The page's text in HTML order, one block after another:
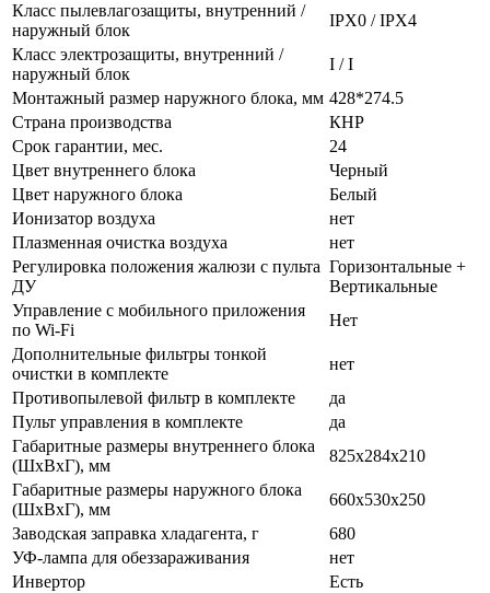
Класс пылевлагозащиты, внутренний /
наружный блок
IPX0 / IPX4
Класс электрозащиты, внутренний /
наружный блок
I / I
Монтажный размер наружного блока, мм 428*274.5
Страна производства
КНР
Срок гарантии, мес.
24
Цвет внутреннего блока
Черный
Цвет наружного блока
Белый
Ионизатор воздуха
нет
Плазменная очистка воздуха
нет
Регулировка положения жалюзи с пульта
ДУ
Горизонтальные +
Вертикальные
Управление c мобильного приложения
по Wi-Fi
Нет
Дополнительные фильтры тонкой
очистки в комплекте
нет
Противопылевой фильтр в комплекте
да
Пульт управления в комплекте
да
Габаритные размеры внутреннего блока
(ШхВхГ), мм
825x284x210
Габаритные размеры наружного блока
(ШхВхГ), мм
660x530x250
Заводская заправка хладагента, г
680
УФ-лампа для обеззараживания
нет
Инвертор
Есть